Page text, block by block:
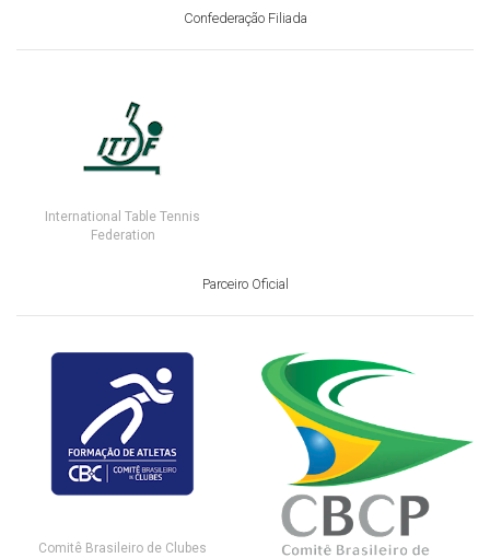
Confederação Filiada
International Table Tennis
Federation
Parceiro Oficial
Comitê Brasileiro de Clubes